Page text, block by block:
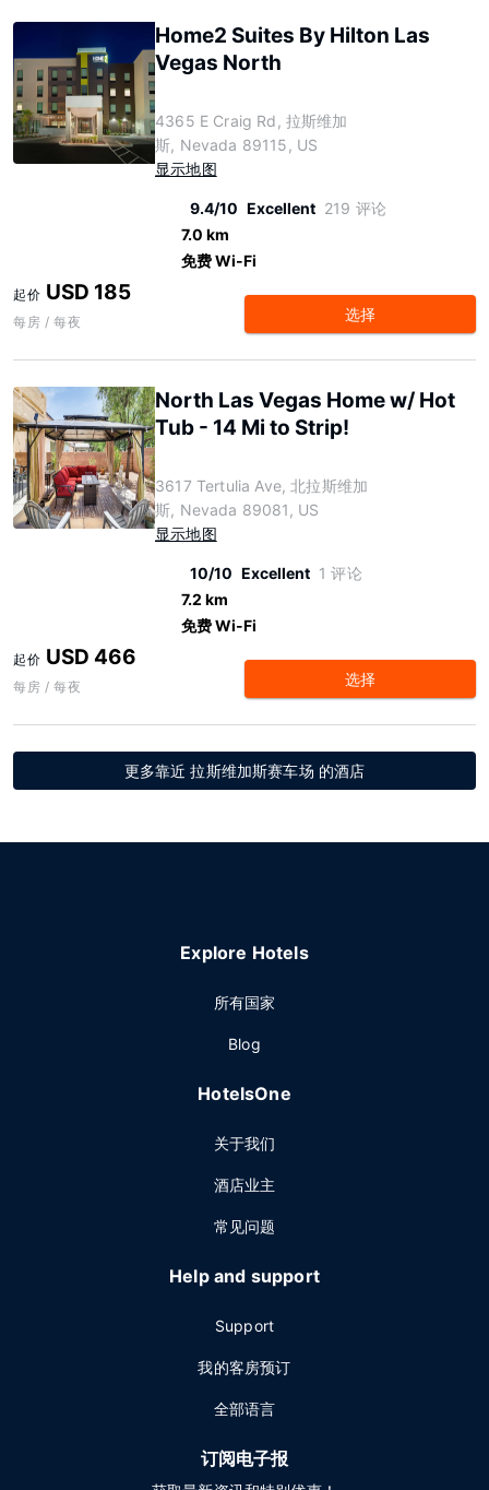
Home2 Suites By Hilton Las
Vegas North
4365 E Craig Rd, 拉斯维加
斯, Nevada 89115, US
显示地图
9.4/10 Excellent 219 评论
7.0 km
免费 Wi-Fi
起价 USD 185
每房 / 每夜 选择
North Las Vegas Home w/ Hot
Tub - 14 Mi to Strip!
3617 Tertulia Ave, 北拉斯维加
斯, Nevada 89081, US
显示地图
10/10 Excellent 1 评论
7.2 km
免费 Wi-Fi
起价 USD 466
每房 / 每夜 选择
更多靠近 拉斯维加斯赛车场 的酒店
Explore Hotels
所有国家
Blog
HotelsOne
关于我们
酒店业主
常见问题
Help and support
Support
我的客房预订
全部语言
订阅电子报